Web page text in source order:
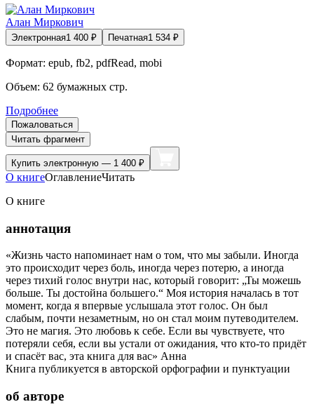
Алан Миркович
Электронная1 400 ₽ Печатная1 534 ₽
Формат: epub, fb2, pdfRead, mobi
Объем: 62 бумажных стр.
Подробнее
Пожаловаться
Читать фрагмент
Купить электронную — 1 400 ₽
О книгеОглавлениеЧитать
О книге
аннотация
«Жизнь часто напоминает нам о том, что мы забыли. Иногда
это происходит через боль, иногда через потерю, а иногда
через тихий голос внутри нас, который говорит: „Ты можешь
больше. Ты достойна большего.“ Моя история началась в тот
момент, когда я впервые услышала этот голос. Он был
слабым, почти незаметным, но он стал моим путеводителем.
Это не магия. Это любовь к себе. Если вы чувствуете, что
потеряли себя, если вы устали от ожидания, что кто-то придёт
и спасёт вас, эта книга для вас» Анна
Книга публикуется в авторской орфографии и пунктуации
об авторе